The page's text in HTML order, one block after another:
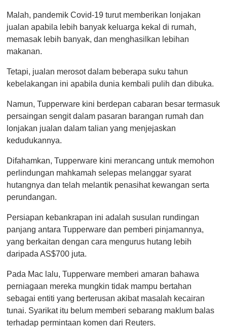
Malah, pandemik Covid-19 turut memberikan lonjakan
jualan apabila lebih banyak keluarga kekal di rumah,
memasak lebih banyak, dan menghasilkan lebihan
makanan.
Tetapi, jualan merosot dalam beberapa suku tahun
kebelakangan ini apabila dunia kembali pulih dan dibuka.
Namun, Tupperware kini berdepan cabaran besar termasuk
persaingan sengit dalam pasaran barangan rumah dan
lonjakan jualan dalam talian yang menjejaskan
kedudukannya.
Difahamkan, Tupperware kini merancang untuk memohon
perlindungan mahkamah selepas melanggar syarat
hutangnya dan telah melantik penasihat kewangan serta
perundangan.
Persiapan kebankrapan ini adalah susulan rundingan
panjang antara Tupperware dan pemberi pinjamannya,
yang berkaitan dengan cara mengurus hutang lebih
daripada AS$700 juta.
Pada Mac lalu, Tupperware memberi amaran bahawa
perniagaan mereka mungkin tidak mampu bertahan
sebagai entiti yang berterusan akibat masalah kecairan
tunai. Syarikat itu belum memberi sebarang maklum balas
terhadap permintaan komen dari Reuters.